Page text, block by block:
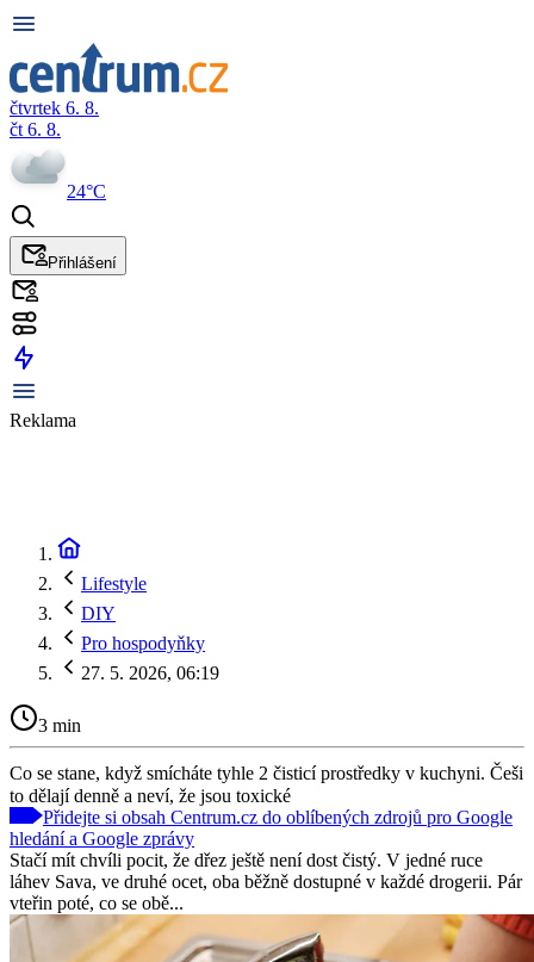
čtvrtek 6. 8.
čt 6. 8.
24°C
Přihlášení
Reklama
Lifestyle
DIY
Pro hospodyňky
27. 5. 2026, 06:19
3 min
Co se stane, když smícháte tyhle 2 čisticí prostředky v kuchyni. Češi
to dělají denně a neví, že jsou toxické
Přidejte si obsah Centrum.cz do oblíbených zdrojů pro Google
hledání a Google zprávy
Stačí mít chvíli pocit, že dřez ještě není dost čistý. V jedné ruce
láhev Sava, ve druhé ocet, oba běžně dostupné v každé drogerii. Pár
vteřin poté, co se obě...